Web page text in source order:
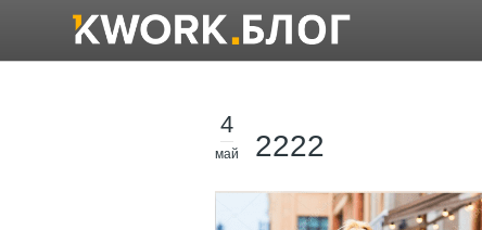
4
май 2222